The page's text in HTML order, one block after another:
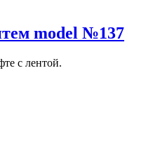
model №137
с лентой.